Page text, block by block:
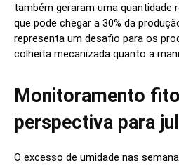
também geraram uma quantidade
que pode chegar a 30% da
representa um desafio para os
colheita mecanizada quanto a
Monitoramento
perspectiva para
O excesso de umidade nas